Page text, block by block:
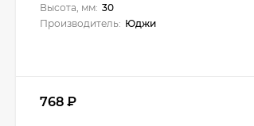
Высота, мм: 30
Производитель: Юджи
768 ₽